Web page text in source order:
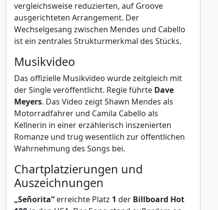
vergleichsweise reduzierten, auf Groove
ausgerichteten Arrangement. Der
Wechselgesang zwischen Mendes und Cabello
ist ein zentrales Strukturmerkmal des Stücks.
Musikvideo
Das offizielle Musikvideo wurde zeitgleich mit
der Single veröffentlicht. Regie führte Dave
Meyers. Das Video zeigt Shawn Mendes als
Motorradfahrer und Camila Cabello als
Kellnerin in einer erzählerisch inszenierten
Romanze und trug wesentlich zur öffentlichen
Wahrnehmung des Songs bei.
Chartplatzierungen und
Auszeichnungen
„Señorita“ erreichte Platz 1 der Billboard Hot